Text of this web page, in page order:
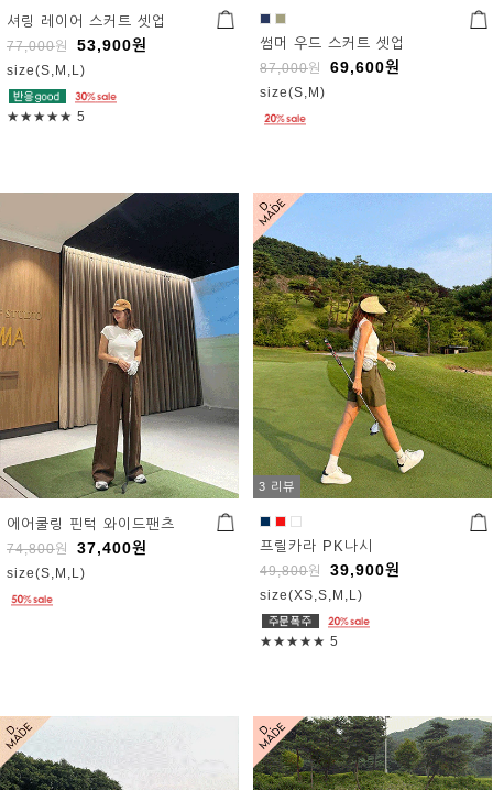
셔링 레이어 스커트 셋업
77,000원 53,900원
size(S,M,L)
★★★★★ 5
썸머 우드 스커트 셋업
87,000원 69,600원
size(S,M)
에어쿨링 핀턱 와이드팬츠
74,800원 37,400원
size(S,M,L)
3 리뷰
프릴카라 PK나시
49,800원 39,900원
size(XS,S,M,L)
★★★★★ 5